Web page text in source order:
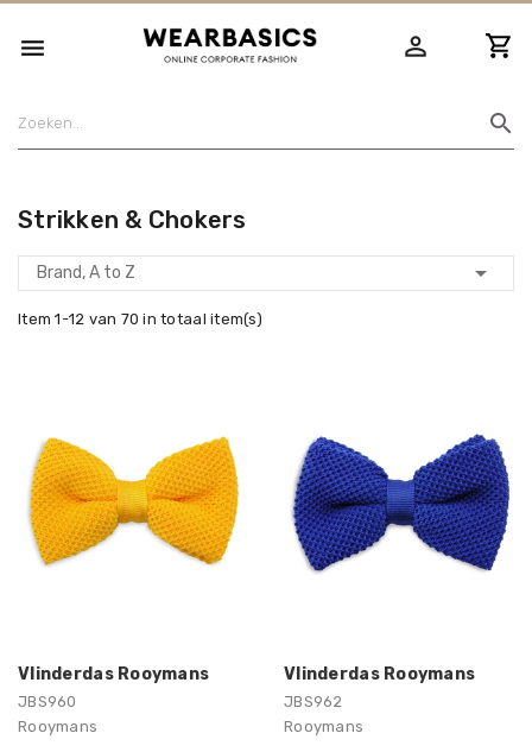
 person_outline
search
Strikken & Chokers
Brand, A to Z 
Item 1-12 van 70 in totaal item(s)
Vlinderdas Rooymans
JBS960
Rooymans
Vlinderdas Rooymans
JBS962
Rooymans